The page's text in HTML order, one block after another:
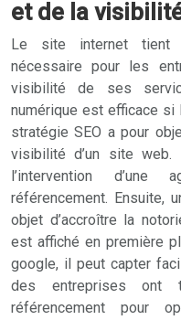
et de la
Le site internet tient
nécessaire pour les
visibilité de ses
numérique est efficace
stratégie SEO a pour
visibilité d’un site web.
l’intervention
référencement. Ensuite,
objet d’accroître la
est affiché en première
google, il peut capter
des entreprises ont
référencement pour